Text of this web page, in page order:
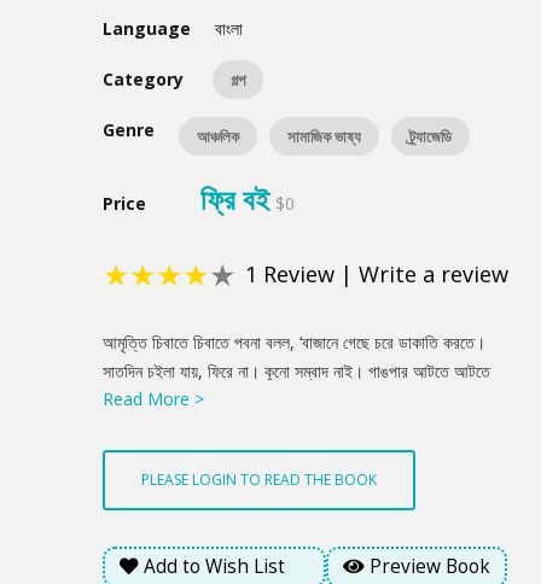
Language
বাংলা
Category গল্প
Genre আঞ্চলিক সামাজিক ভাষ্য ট্র্যাজেডি
Price ফ্রি বই $0
★★★★★ 1 Review | Write a review
Product
Summery
আমৃত্তি চিবাতে চিবাতে পবনা বলল, ‘বাজানে গেছে চরে ডাকাতি করতে।
সাতদিন চইলা যায়, ফিরে না। কুনো সম্বাদ নাই। গাঙপার আটতে আটতে
আমার খালি বাজানের কথা মনে অয়। কাসার বাসনে বাত বাইরা দিলে মারে আমি
Read More >
PLEASE LOGIN TO READ THE BOOK
Add to Wish List Preview Book